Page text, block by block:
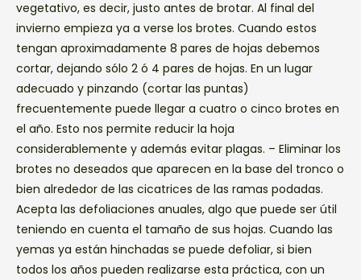
vegetativo, es decir, justo antes de brotar. Al final del
invierno empieza ya a verse los brotes. Cuando estos
tengan aproximadamente 8 pares de hojas debemos
cortar, dejando sólo 2 ó 4 pares de hojas. En un lugar
adecuado y pinzando (cortar las puntas)
frecuentemente puede llegar a cuatro o cinco brotes en
el año. Esto nos permite reducir la hoja
considerablemente y además evitar plagas. – Eliminar los
brotes no deseados que aparecen en la base del tronco o
bien alrededor de las cicatrices de las ramas podadas.
Acepta las defoliaciones anuales, algo que puede ser útil
teniendo en cuenta el tamaño de sus hojas. Cuando las
yemas ya están hinchadas se puede defoliar, si bien
todos los años pueden realizarse esta práctica, con un